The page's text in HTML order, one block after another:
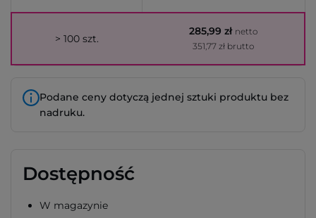
> 100 szt.
285,99 zł netto
351,77 zł brutto
Podane ceny dotyczą jednej sztuki produktu bez
nadruku.
Dostępność
W magazynie